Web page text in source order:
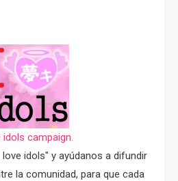
idols campaign.
idols" y ayúdanos a difundir
la comunidad, para que cada